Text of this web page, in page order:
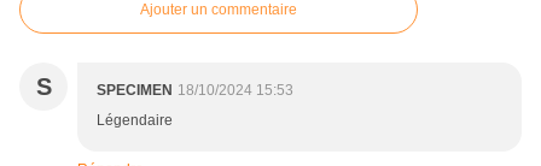
Ajouter un commentaire
S SPECIMEN 18/10/2024 15:53
Légendaire